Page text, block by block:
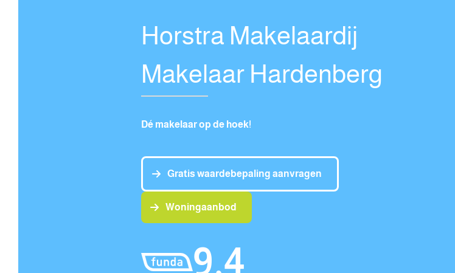
Horstra Makelaardij
Makelaar Hardenberg
Dé makelaar op de hoek!
Gratis waardebepaling aanvragen
Woningaanbod
9,4